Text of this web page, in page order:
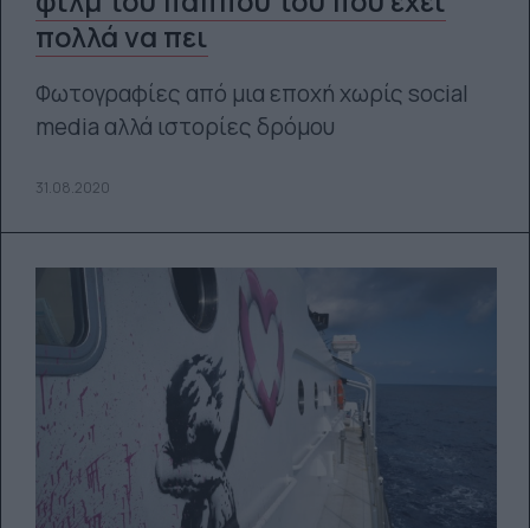
πολλά να πει
Φωτογραφίες από μια εποχή χωρίς social
media αλλά ιστορίες δρόμου
31.08.2020